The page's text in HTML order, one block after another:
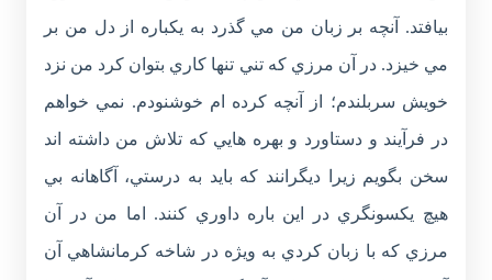
بيافتد. آنچه بر زبان من مي گذرد به يکباره از دل من بر
مي خيزد. در آن مرزي که تني تنها کاري بتوان کرد من نزد
خويش سربلندم؛ از آنچه کرده ام خوشنودم. نمي خواهم
در فرآيند و دستاورد و بهره هايي که تلاش من داشته اند
سخن بگويم زيرا ديگرانند که بايد به درستي، آگاهانه بي
هيچ يکسونگري در اين باره داوري کنند. اما من در آن
مرزي که با زبان کردي به ويژه در شاخه کرمانشاهي آن